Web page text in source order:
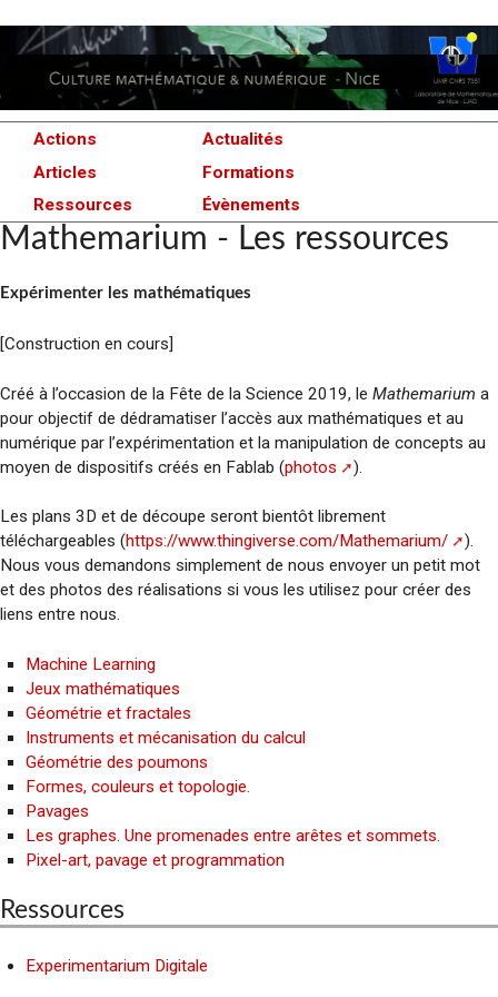
Actions
Actualités
Articles
Formations
Ressources
Évènements
Mathemarium - Les ressources
Expérimenter les mathématiques
[Construction en cours]
Créé à l’occasion de la Fête de la Science 2019, le Mathemarium a
pour objectif de dédramatiser l’accès aux mathématiques et au
numérique par l’expérimentation et la manipulation de concepts au
moyen de dispositifs créés en Fablab (photos ).
Les plans 3D et de découpe seront bientôt librement
téléchargeables (https://www.thingiverse.com/Mathemarium/
).
Nous vous demandons simplement de nous envoyer un petit mot
et des photos des réalisations si vous les utilisez pour créer des
liens entre nous.
Machine Learning
Jeux mathématiques
Géométrie et fractales
Instruments et mécanisation du calcul
Géométrie des poumons
Formes, couleurs et topologie.
Pavages
Les graphes. Une promenades entre arêtes et sommets.
Pixel-art, pavage et programmation
Ressources
Experimentarium Digitale